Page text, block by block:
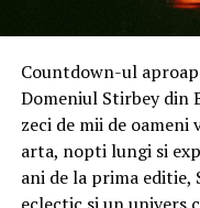
disponibilitatea
Cadouri
Countdown-ul
Domeniul Stirbey din
zeci de mii de
arta, nopti lungi si
ani de la prima